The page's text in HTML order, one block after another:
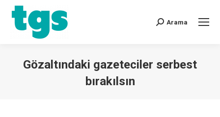
Arama
Gözaltındaki gazeteciler serbest
bırakılsın